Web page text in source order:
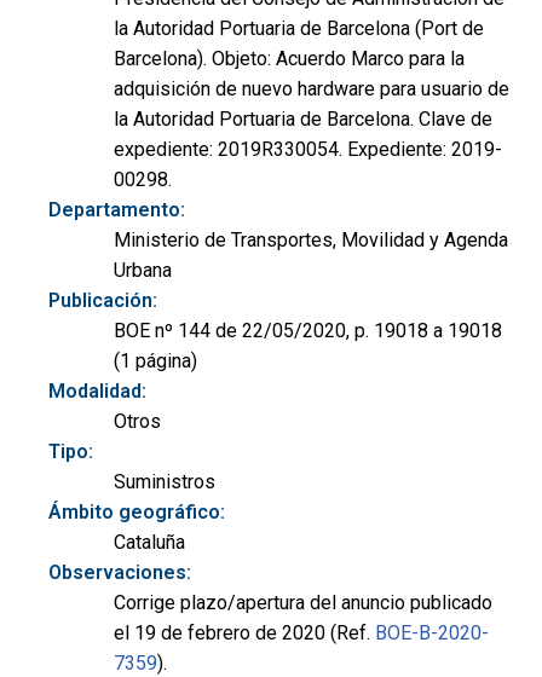
la Autoridad Portuaria de Barcelona (Port de
Barcelona). Objeto: Acuerdo Marco para la
adquisición de nuevo hardware para usuario de
la Autoridad Portuaria de Barcelona. Clave de
expediente: 2019R330054. Expediente: 2019-
00298.
Departamento:
Ministerio de Transportes, Movilidad y Agenda
Urbana
Publicación:
BOE nº 144 de 22/05/2020, p. 19018 a 19018
(1 página)
Modalidad:
Otros
Tipo:
Suministros
Ámbito geográfico:
Cataluña
Observaciones:
Corrige plazo/apertura del anuncio publicado
el 19 de febrero de 2020 (Ref. BOE-B-2020-
7359).